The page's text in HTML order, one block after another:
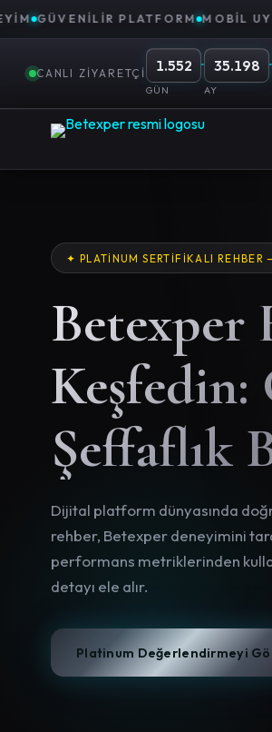
PLATFORM MOBIL UYUMLU
CANLI ZIYARETÇI 1.552
GÜN
· 35.198
AY
·
✦ PLATINUM SERTIFIKALI REHBER
Betexper
Keşfedin:
Şeffaflık
Dijital platform dünyasında
rehber, Betexper deneyimini
performans metriklerinden
detayı ele alır.
Platinum Değerlendirmeyi